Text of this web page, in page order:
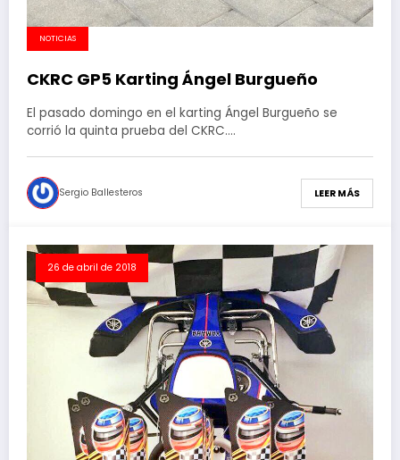
NOTICIAS
CKRC GP5 Karting Ángel Burgueño
El pasado domingo en el karting Ángel Burgueño se
corrió la quinta prueba del CKRC.…
Sergio Ballesteros LEER MÁS
26 de abril de 2018